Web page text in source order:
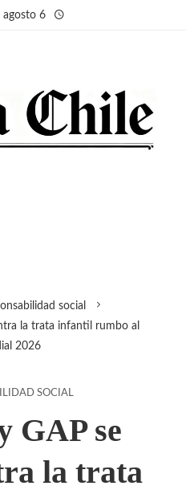
agosto 6
social
la trata infantil rumbo al
2026
SOCIAL
GAP se
la trata